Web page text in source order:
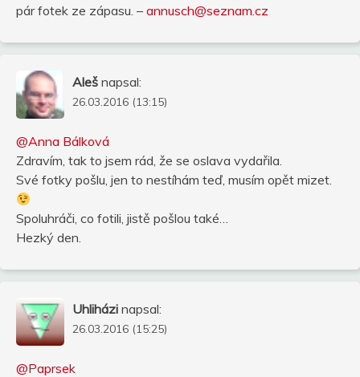
pár fotek ze zápasu. – annusch@seznam.cz
Aleš napsal:
26.03.2016 (13:15)
@Anna Bálková
Zdravím, tak to jsem rád, že se oslava vydařila.
Své fotky pošlu, jen to nestíhám teď, musím opět mizet.
Spoluhráči, co fotili, jistě pošlou také…
Hezký den.
Uhliházi napsal:
26.03.2016 (15:25)
@Paprsek